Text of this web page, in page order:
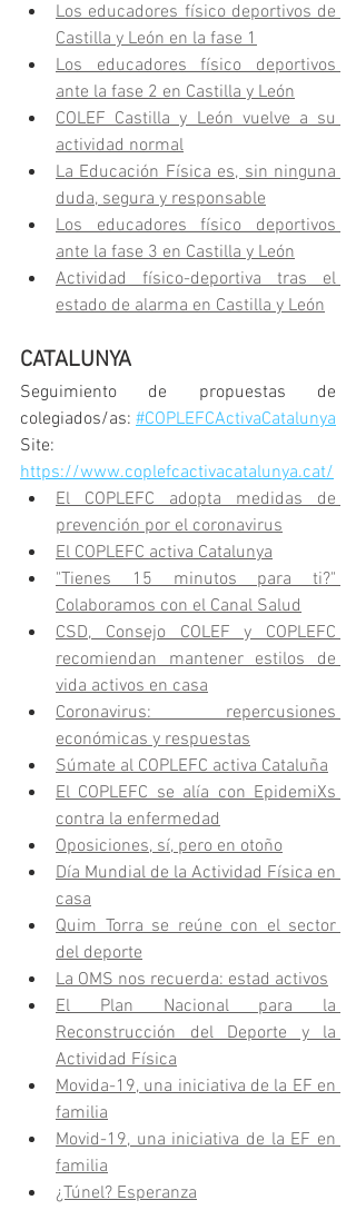
Los educadores físico deportivos de
Castilla y León en la fase 1
Los educadores físico deportivos
ante la fase 2 en Castilla y León
COLEF Castilla y León vuelve a su
actividad normal
La Educación Física es, sin ninguna
duda, segura y responsable
Los educadores físico deportivos
ante la fase 3 en Castilla y León
Actividad físico-deportiva tras el
estado de alarma en Castilla y León
CATALUNYA
Seguimiento de propuestas de
colegiados/as: #COPLEFCActivaCatalunya
https://www.coplefcactivacatalunya.cat/
El COPLEFC adopta medidas de
prevención por el coronavirus
El COPLEFC activa Catalunya
"Tienes 15 minutos para ti?"
Colaboramos con el Canal Salud
CSD, Consejo COLEF y COPLEFC
recomiendan mantener estilos de
vida activos en casa
Coronavirus: repercusiones
económicas y respuestas
Súmate al COPLEFC activa Cataluña
El COPLEFC se alía con EpidemiXs
contra la enfermedad
Oposiciones, sí, pero en otoño
Día Mundial de la Actividad Física en
casa
Quim Torra se reúne con el sector
del deporte
La OMS nos recuerda: estad activos
El Plan Nacional para la
Reconstrucción del Deporte y la
Actividad Física
Movida-19, una iniciativa de la EF en
familia
Movid-19, una iniciativa de la EF en
familia
¿Túnel? Esperanza